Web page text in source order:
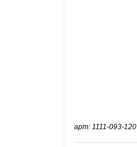
арт: 1111-093-120